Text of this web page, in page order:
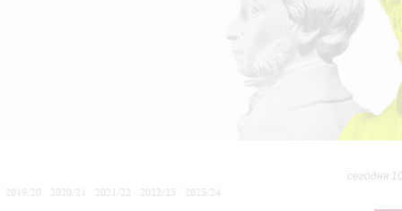
сегодня
2019/20
2020/21 2021/22 2022/23
2023/24